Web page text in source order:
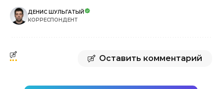
ДЕНИС ШУЛЬГАТЫЙ
КОРРЕСПОНДЕНТ
Оставить комментарий